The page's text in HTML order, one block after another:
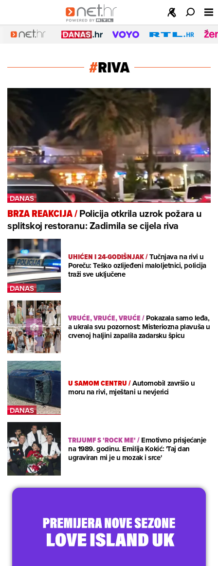
#RIVA
BRZA REAKCIJA/Policija otkrila uzrok požara u
splitskoj restoranu: Zadimila se cijela riva
UHIĆEN I 24-GODIŠNJAK/Tučnjava na rivi u
Poreču: Teško ozlijeđeni maloljetnici, policija
traži sve uključene
VRUĆE, VRUĆE, VRUĆE/Pokazala samo leđa,
a ukrala svu pozornost: Misteriozna plavuša u
crvenoj haljini zapalila zadarsku špicu
U SAMOM CENTRU/Automobil završio u
moru na rivi, mještani u nevjerici
TRIJUMF S 'ROCK ME'/Emotivno prisjećanje
na 1989. godinu. Emilija Kokić: 'Taj dan
ugraviran mi je u mozak i srce'